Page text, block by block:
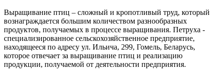
Выращивание птиц – сложный и кропотливый труд, который
вознаграждается большим количеством разнообразных
продуктов, получаемых в процессе выращивания. Петруха -
специализированное сельскохозяйственное предприятие,
находящееся по адресу ул. Ильича, 299, Гомель, Беларусь,
которое отвечает за выращивание птиц и реализацию
продукции, получаемой от деятельности предприятия.